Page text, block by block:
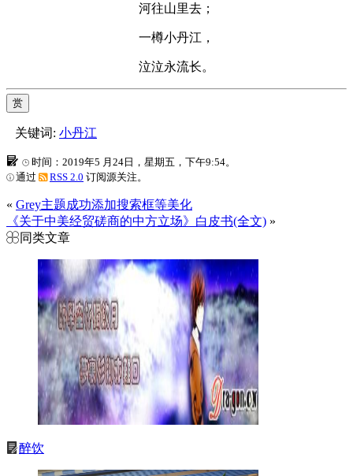
河往山里去；
一樽小丹江，
泣泣永流长。
赏
关键词: 小丹江
时间：2019年5 月24日，星期五，下午9:54。
通过
RSS 2.0 订阅源关注。
« Grey主题成功添加搜索框等美化
《关于中美经贸磋商的中方立场》白皮书(全文) »
同类文章
醉饮